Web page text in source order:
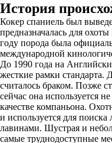
История
Кокер спаниель был
предназначалась для
году порода была
международной
До 1990 года на
жесткие рамки стандарта.
считалось браком. Позже
сейчас она используется
качестве компаньона.
и используется для
лавинами. Шустрая и
самые труднодоступные